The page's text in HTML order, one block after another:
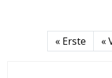
Seitennummerierung
Erste Seite
« Erste «